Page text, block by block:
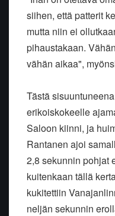
siihen, että patterit
mutta niin ei
pihaustakaan.
vähän aikaa",
Tästä
erikoiskokeelle
Saloon kiinni, ja
Rantanen ajoi
2,8 sekunnin pohjat
kuitenkaan tällä
kukitettiin
neljän sekunnin